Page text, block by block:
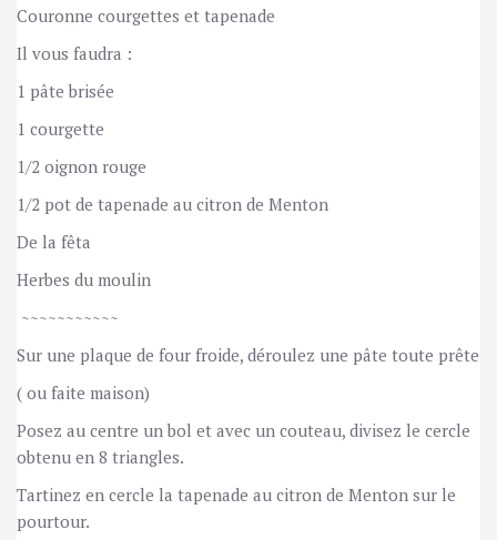
Couronne courgettes et tapenade
Il vous faudra :
1 pâte brisée
1 courgette
1/2 oignon rouge
1/2 pot de tapenade au citron de Menton
De la fêta
Herbes du moulin
~~~~~~~~~~~
( ou faite maison)
Posez au centre un bol et avec un couteau, divisez le cercle
obtenu en 8 triangles.
Tartinez en cercle la tapenade au citron de Menton sur le
pourtour.